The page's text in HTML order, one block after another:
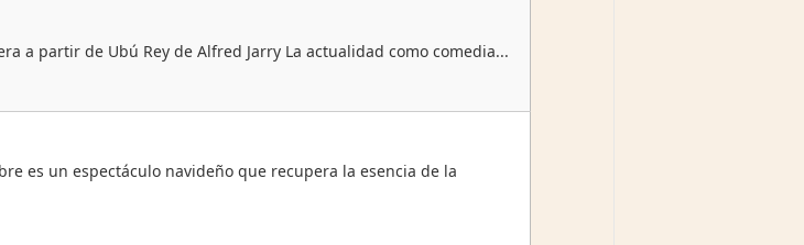
a partir de Ubú Rey de Alfred Jarry La actualidad como comedia...
es un espectáculo navideño que recupera la esencia de la